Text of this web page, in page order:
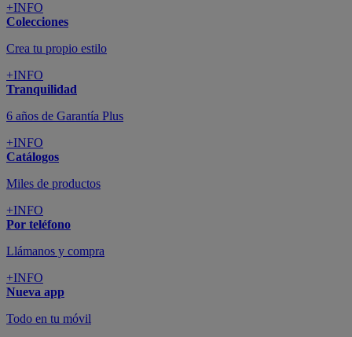
+INFO
Colecciones
Crea tu propio estilo
+INFO
Tranquilidad
6 años de Garantía Plus
+INFO
Catálogos
Miles de productos
+INFO
Por teléfono
Llámanos y compra
+INFO
Nueva app
Todo en tu móvil